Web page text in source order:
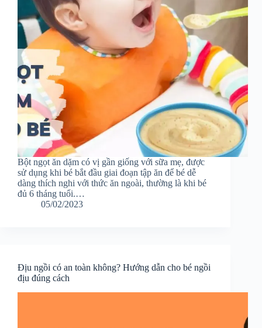
Bột ngọt ăn dặm có vị gần giống với sữa mẹ, được
sử dụng khi bé bắt đầu giai đoạn tập ăn để bé dễ
dàng thích nghi với thức ăn ngoài, thường là khi bé
đủ 6 tháng tuổi.…
05/02/2023
Địu ngồi có an toàn không? Hướng dẫn cho bé ngồi
địu đúng cách